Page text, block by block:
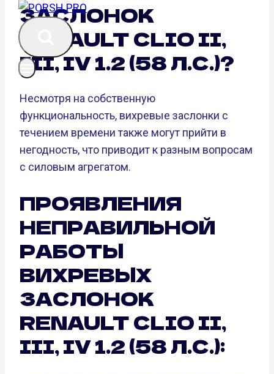
ЗАСЛОНОК
RENAULT CLIO II,
III, IV 1.2 (58 Л.С.)?
Несмотря на собственную
функциональность, вихревые заслонки с
течением времени также могут прийти в
негодность, что приводит к разным вопросам
с силовым агрегатом.
ПРОЯВЛЕНИЯ
НЕПРАВИЛЬНОЙ
РАБОТЫ
ВИХРЕВЫХ
ЗАСЛОНОК
RENAULT CLIO II,
III, IV 1.2 (58 Л.С.):